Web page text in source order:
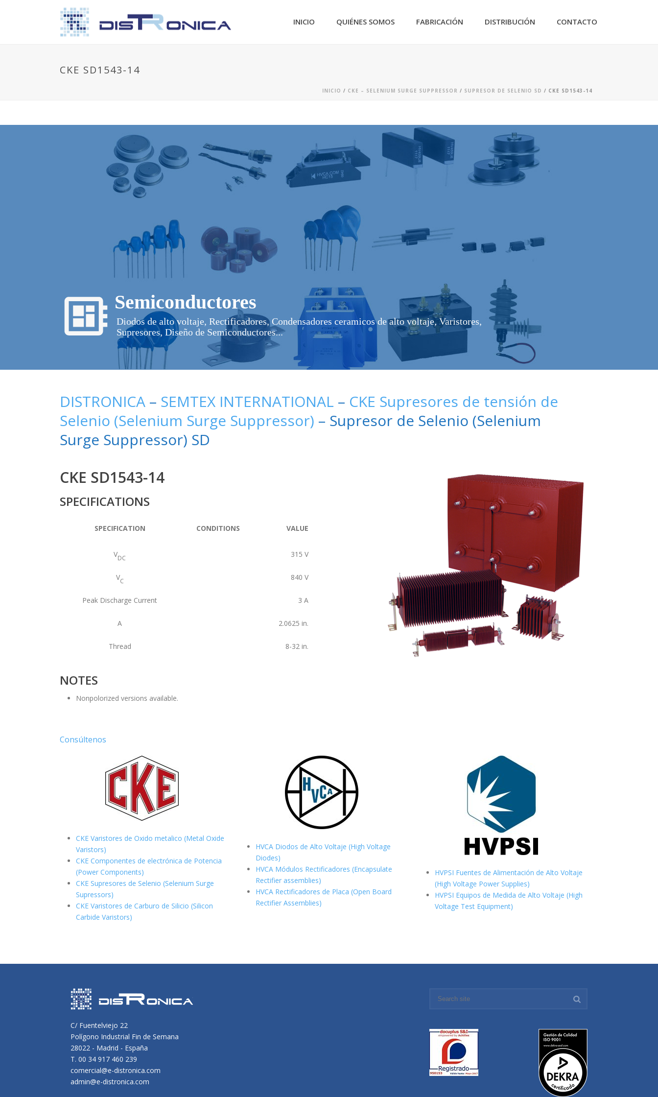
INICIO QUIÉNES SOMOS FABRICACIÓN DISTRIBUCIÓN CONTACTO
CKE SD1543-14
INICIO / CKE – SELENIUM SURGE SUPPRESSOR / SUPRESOR DE SELENIO SD / CKE SD1543-14
Semiconductores
Diodos de alto voltaje, Rectificadores, Condensadores ceramicos de alto voltaje, Varistores,
Supresores, Diseño de Semiconductores...
DISTRONICA – SEMTEX INTERNATIONAL – CKE Supresores de tensión de
Selenio (Selenium Surge Suppressor) – Supresor de Selenio (Selenium
Surge Suppressor) SD
CKE SD1543-14
SPECIFICATIONS
SPECIFICATION CONDITIONS VALUE
VDC 315 V
VC 840 V
Peak Discharge Current 3 A
A 2.0625 in.
Thread 8-32 in.
NOTES
Nonpolorized versions available.
Consúltenos
CKE Varistores de Oxido metalico (Metal Oxide
Varistors)
CKE Componentes de electrónica de Potencia
(Power Components)
CKE Supresores de Selenio (Selenium Surge
Supressors)
CKE Varistores de Carburo de Silicio (Silicon
Carbide Varistors)
HVCA Diodos de Alto Voltaje (High Voltage
Diodes)
HVCA Módulos Rectificadores (Encapsulate
Rectifier assemblies)
HVCA Rectificadores de Placa (Open Board
Rectifier Assemblies)
HVPSI Fuentes de Alimentación de Alto Voltaje
(High Voltage Power Supplies)
HVPSI Equipos de Medida de Alto Voltaje (High
Voltage Test Equipment)
C/ Fuentelviejo 22
Polígono Industrial Fin de Semana
28022 - Madrid - España
T. 00 34 917 460 239
comercial@e-distronica.com
admin@e-distronica.com